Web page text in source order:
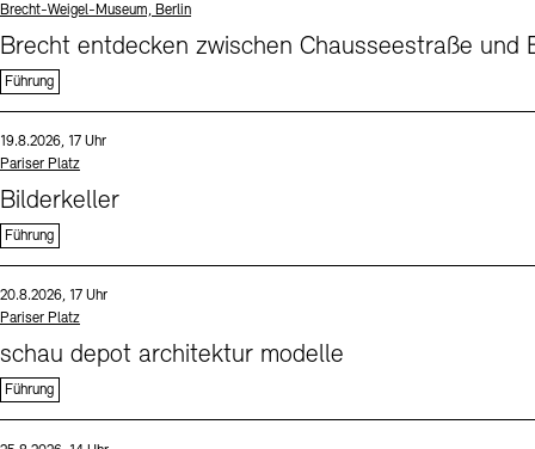
Standort
Brecht-Weigel-Museum, Berlin
Brecht entdecken zwischen Chausseestraße und
Führung
Datum und Uhrzeit:
19.8.2026, 17 Uhr
Standort
Pariser Platz
Bilderkeller
Führung
Datum und Uhrzeit:
20.8.2026, 17 Uhr
Standort
Pariser Platz
schau depot architektur modelle
Führung